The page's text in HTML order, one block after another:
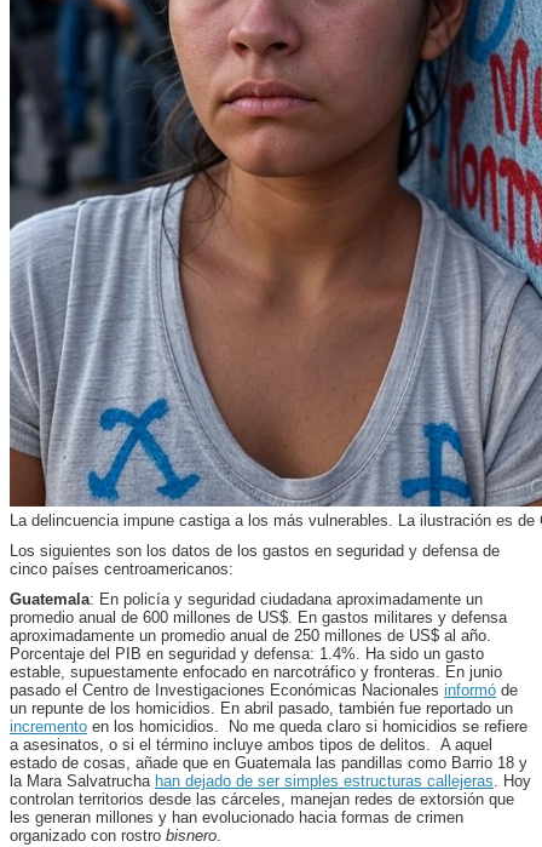
La delincuencia impune castiga a los más vulnerables. La ilustración es de
Los siguientes son los datos de los gastos en seguridad y defensa de
cinco países centroamericanos:
Guatemala: En policía y seguridad ciudadana aproximadamente un
promedio anual de 600 millones de US$. En gastos militares y defensa
aproximadamente un promedio anual de 250 millones de US$ al año.
Porcentaje del PIB en seguridad y defensa: 1.4%. Ha sido un gasto
estable, supuestamente enfocado en narcotráfico y fronteras. En junio
pasado el Centro de Investigaciones Económicas Nacionales informó de
un repunte de los homicidios. En abril pasado, también fue reportado un
incremento en los homicidios. No me queda claro si homicidios se refiere
a asesinatos, o si el término incluye ambos tipos de delitos. A aquel
estado de cosas, añade que en Guatemala las pandillas como Barrio 18 y
la Mara Salvatrucha han dejado de ser simples estructuras callejeras. Hoy
controlan territorios desde las cárceles, manejan redes de extorsión que
les generan millones y han evolucionado hacia formas de crimen
organizado con rostro bisnero.